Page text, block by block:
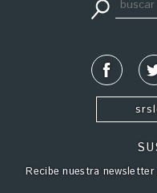
Recibe nuestra